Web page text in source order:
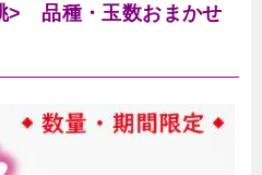
> 品種・玉数おまかせ